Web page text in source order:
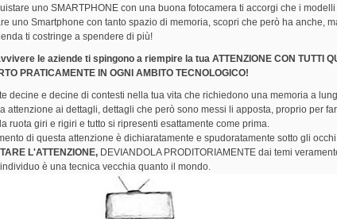
uno SMARTPHONE con una buona fotocamera ti accorgi che i
uno Smartphone con tanto spazio di memoria, scopri che però ha anche,
ti costringe a spendere di più!
le aziende ti spingono a riempire la tua ATTENZIONE CON TUTTI
PRATICAMENTE IN OGNI AMBITO TECNOLOGICO!
decine e decine di contesti nella tua vita che richiedono una memoria a
attenzione ai dettagli, dettagli che però sono messi li apposta, proprio per
ruota giri e rigiri e tutto si ripresenti esattamente come prima.
di questa attenzione è dichiaratamente e spudoratamente sotto gli
L'ATTENZIONE, DEVIANDOLA PRODITORIAMENTE dai temi
è una tecnica vecchia quanto il mondo.